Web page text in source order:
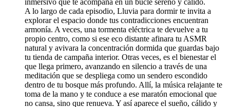
inmersivo que te acompaña en un bucle sereno y cálido.
A lo largo de cada episodio, Lluvia para dormir te invita a
explorar el espacio donde tus contradicciones encuentran
armonía. A veces, una tormenta eléctrica te devuelve a tu
propio centro, como si ese eco distante afinara tu ASMR
natural y avivara la concentración dormida que guardas bajo
tu tienda de campaña interior. Otras veces, es el bienestar el
que llega primero, avanzando en silencio a través de una
meditación que se despliega como un sendero escondido
dentro de tu bosque más profundo. Allí, la música relajante te
toma de la mano y te conduce a ese maratón emocional que
no cansa, sino que renueva. Y así aparece el sueño, cálido y